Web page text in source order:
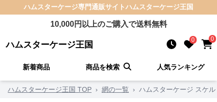
ハムスターケージ専門通販サイトハムスターケージ王国
10,000円以上のご購入で送料無料
ハムスターケージ王国 0 0
新着商品 商品を検索 人気ランキング
ハムスターケージ王国 TOP › 網の一覧 › ハムスターケージ スケ